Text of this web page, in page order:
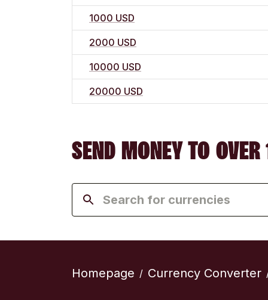
1000 USD
2000 USD
10000 USD
20000 USD
SEND MONEY TO
Homepage / Currency Converter